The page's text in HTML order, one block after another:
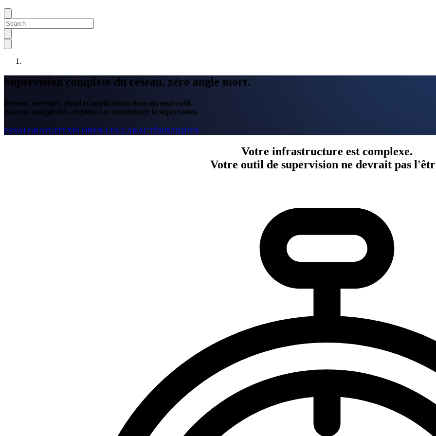
Supervision complète du réseau, zéro angle mort.
Réseau, serveurs, cloud et applications dans un seul outil.
Aucune complexité - déployez et commencez la supervision.
ESSAI GRATUITEXPLORER LES CARACTÉRISTIQUES
Votre infrastructure est complexe.
Votre outil de supervision ne devrait pas